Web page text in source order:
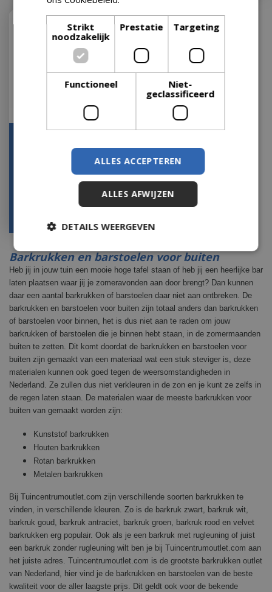
Houd mij op de hoogte
Barkrukken en barstoelen voor buiten
Heb jij in jouw tuin een mooie hoge tafel staan of heb jij een heerlijke bar
laten plaatsen waar jij je zomeravonden aan door brengt? Dan kunnen
daar een aantal barkrukken of barstoelen daar niet aan ontbreken. De
barkrukken en barstoelen voor buiten zijn totaal anders dan barkrukken
of barstoelen voor binnen, het is dus niet aan te raden om jouw
barkrukken of barstoelen die je binnen hebt staan, in de zomermaanden
buiten te zetten. Dit komt doordat de barkrukken en barstoelen voor
buiten zijn gemaakt van een materiaal wat een stuk steviger is, deze
materialen kunnen ook goed tegen de weersomstandigheden in
Nederland. Ze zullen dus niet verkleuren in de zon en je kunt ze zelfs in
de regen laten staan. De materialen waar de meeste barkrukken voor
buiten van gemaakt worden zijn:
Kunststof barkrukken
Houten barkrukken
Rotan barkrukken
Metalen barkrukken
Bij Tuincentrumoutlet.com zijn verschillende soorten barkrukken te
vinden, in verschillende kleuren. Zo is de barkruk zwart, barkruk wit,
barkruk goud, barkruk antraciet, barkruk groen, barkruk rood en velvet
barkrukken erg populair. Ook als je een barkruk met rugleuning of juist
een barkruk zonder rugleuning wilt ben je bij Tuincentrumoutlet.com aan
het juiste adres. Tuincentrumoutlet.com is de grootste barkrukken outlet
van Nederland, hier vind je de barkrukken en barstoelen van de beste
kwaliteit voor de aller laagste prijs. Dit geldt ook voor de bekende
Strikt
noodzakelijk
Prestatie Targeting
Functioneel
Niet-
geclassificeerd
ALLES ACCEPTEREN
ALLES AFWIJZEN
DETAILS WEERGEVEN